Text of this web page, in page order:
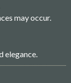
may occur.
elegance.